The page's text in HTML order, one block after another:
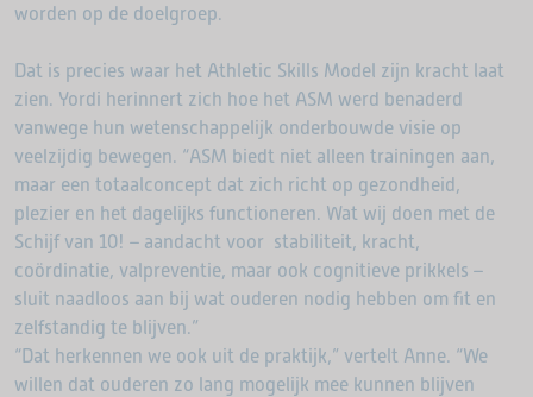
worden op de doelgroep.
Dat is precies waar het Athletic Skills Model zijn kracht laat
zien. Yordi herinnert zich hoe het ASM werd benaderd
vanwege hun wetenschappelijk onderbouwde visie op
veelzijdig bewegen. “ASM biedt niet alleen trainingen aan,
maar een totaalconcept dat zich richt op gezondheid,
plezier en het dagelijks functioneren. Wat wij doen met de
Schijf van 10! – aandacht voor stabiliteit, kracht,
coördinatie, valpreventie, maar ook cognitieve prikkels –
sluit naadloos aan bij wat ouderen nodig hebben om fit en
zelfstandig te blijven.”
“Dat herkennen we ook uit de praktijk,” vertelt Anne. “We
willen dat ouderen zo lang mogelijk mee kunnen blijven